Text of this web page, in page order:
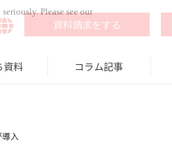
資料請求をする
資料 コラム記事
入
Please see our